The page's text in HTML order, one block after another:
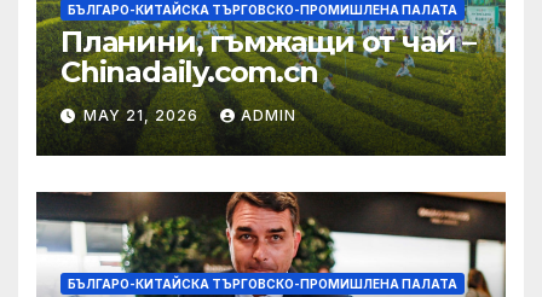
БЪЛГАРО-КИТАЙСКА ТЪРГОВСКО-ПРОМИШЛЕНА ПАЛАТА
Планини, гъмжащи от чай –
Chinadaily.com.cn
MAY 21, 2026 ADMIN
БЪЛГАРО-КИТАЙСКА ТЪРГОВСКО-ПРОМИШЛЕНА ПАЛАТА